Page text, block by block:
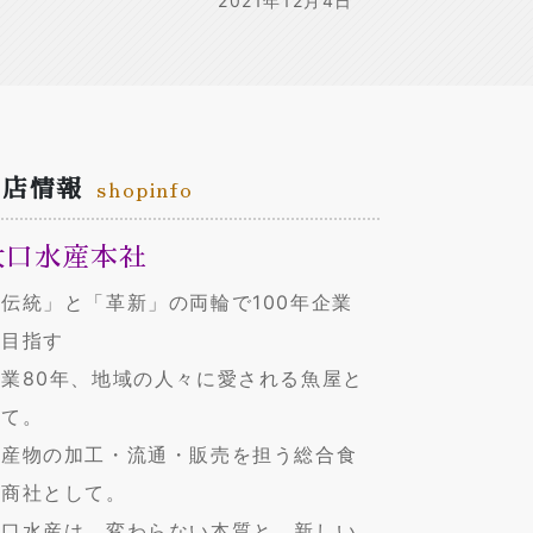
情報 shopinfo
口水産本社
統」と「革新」の両輪で100年企業
指す
80年、地域の人々に愛される魚屋と
。
物の加工・流通・販売を担う総合食
社として。